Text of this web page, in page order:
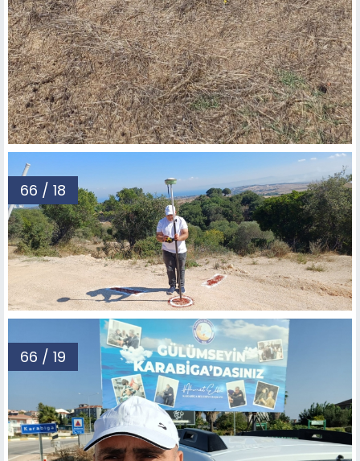
66 / 18
66 / 19